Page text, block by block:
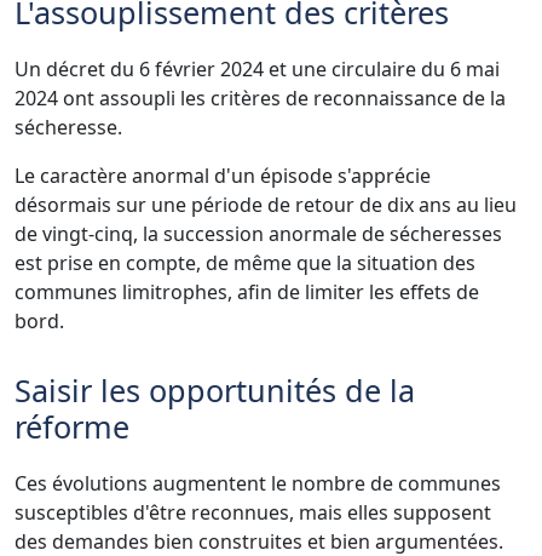
L'assouplissement des critères
Un décret du 6 février 2024 et une circulaire du 6 mai
2024 ont assoupli les critères de reconnaissance de la
sécheresse.
Le caractère anormal d'un épisode s'apprécie
désormais sur une période de retour de dix ans au lieu
de vingt-cinq, la succession anormale de sécheresses
est prise en compte, de même que la situation des
communes limitrophes, afin de limiter les effets de
bord.
Saisir les opportunités de la
réforme
Ces évolutions augmentent le nombre de communes
susceptibles d'être reconnues, mais elles supposent
des demandes bien construites et bien argumentées.